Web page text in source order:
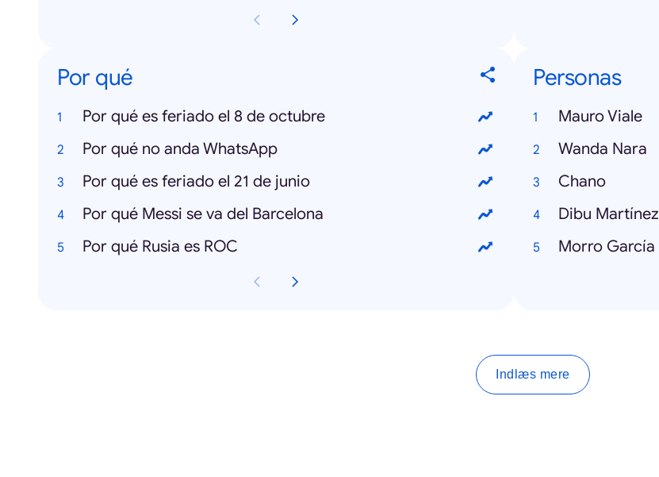
Por qué
Por qué es feriado el 8 de octubre
Por qué no anda WhatsApp
Por qué es feriado el 21 de junio
Por qué Messi se va del Barcelona
Por qué Rusia es ROC
Personas
Mauro Viale
Wanda Nara
Chano
Dibu Martínez
Morro García
Indlæs mere